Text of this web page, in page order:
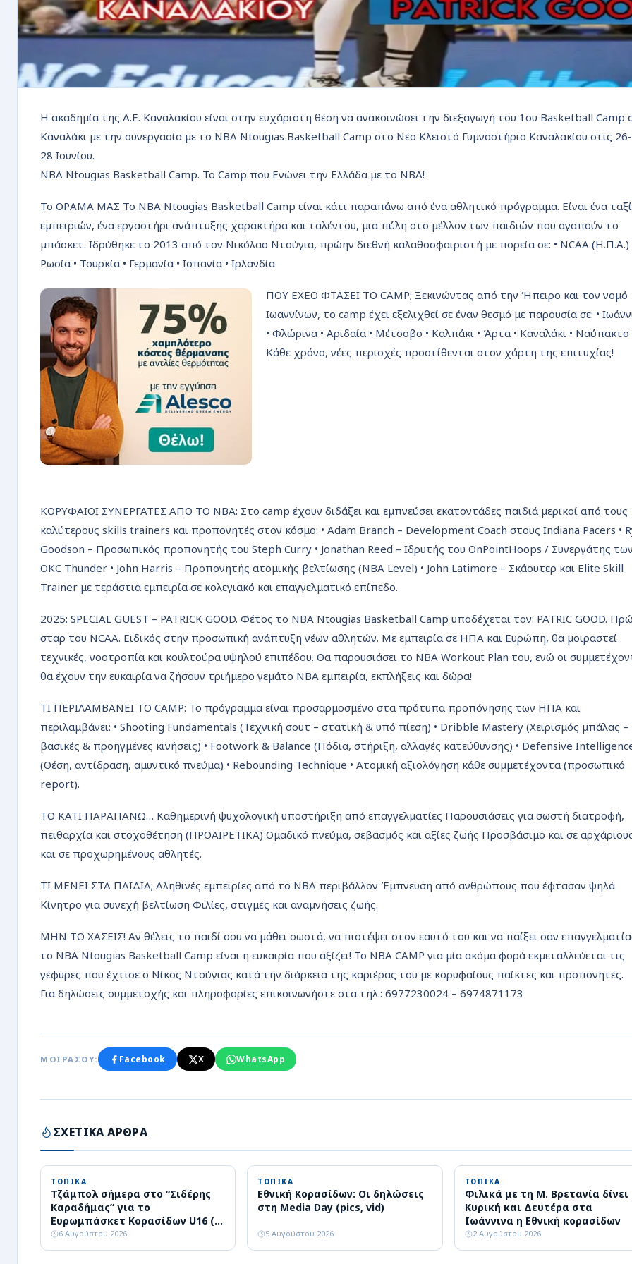
Η ακαδημία της Α.Ε. Καναλακίου είναι στην ευχάριστη θέση να ανακοινώσει την διεξαγωγή του 1ου Basketball Camp
Καναλάκι με την συνεργασία με το NBA Ntougias Basketball Camp στο Νέο Κλειστό Γυμναστήριο Καναλακίου στις
28 Ιουνίου.
NBA Ntougias Basketball Camp. Το Camp που Ενώνει την Ελλάδα με το NBA!
Το ΟΡΑΜΑ ΜΑΣ Το NBA Ntougias Basketball Camp είναι κάτι παραπάνω από ένα αθλητικό πρόγραμμα. Είναι ένα
εμπειριών, ένα εργαστήρι ανάπτυξης χαρακτήρα και ταλέντου, μια πύλη στο μέλλον των παιδιών που αγαπούν το
μπάσκετ. Ιδρύθηκε το 2013 από τον Νικόλαο Ντούγια, πρώην διεθνή καλαθοσφαιριστή με πορεία σε: • NCAA (Η.Π.Α.)
Ρωσία • Τουρκία • Γερμανία • Ισπανία • Ιρλανδία
ΠΟΥ ΕΧΕΟ ΦΤΑΣΕΙ ΤΟ CAMP; Ξεκινώντας από την Ήπειρο και τον νομό
Ιωαννίνων, το camp έχει εξελιχθεί σε έναν θεσμό με παρουσία σε: •
• Φλώρινα • Αριδαία • Μέτσοβο • Καλπάκι • Άρτα • Καναλάκι • Ναύπακτο
Κάθε χρόνο, νέες περιοχές προστίθενται στον χάρτη της επιτυχίας!
ΚΟΡΥΦΑΙΟΙ ΣΥΝΕΡΓΑΤΕΣ ΑΠΟ ΤΟ NBA: Στο camp έχουν διδάξει και εμπνεύσει εκατοντάδες παιδιά μερικοί από τους
καλύτερους skills trainers και προπονητές στον κόσμο: • Adam Branch – Development Coach στους Indiana Pacers •
Goodson – Προσωπικός προπονητής του Steph Curry • Jonathan Reed – Ιδρυτής του OnPointHoops / Συνεργάτης των
OKC Thunder • John Harris – Προπονητής ατομικής βελτίωσης (NBA Level) • John Latimore – Σκάουτερ και Elite Skill
Trainer με τεράστια εμπειρία σε κολεγιακό και επαγγελματικό επίπεδο.
2025: SPECIAL GUEST – PATRICK GOOD. Φέτος το NBA Ntougias Basketball Camp υποδέχεται τον: PATRIC GOOD.
σταρ του NCAA. Ειδικός στην προσωπική ανάπτυξη νέων αθλητών. Με εμπειρία σε ΗΠΑ και Ευρώπη, θα μοιραστεί
τεχνικές, νοοτροπία και κουλτούρα υψηλού επιπέδου. Θα παρουσιάσει το NBA Workout Plan του, ενώ οι
θα έχουν την ευκαιρία να ζήσουν τριήμερο γεμάτο NBA εμπειρία, εκπλήξεις και δώρα!
ΤΙ ΠΕΡΙΛΑΜΒΑΝΕΙ ΤΟ CAMP: Το πρόγραμμα είναι προσαρμοσμένο στα πρότυπα προπόνησης των ΗΠΑ και
περιλαμβάνει: • Shooting Fundamentals (Τεχνική σουτ – στατική & υπό πίεση) • Dribble Mastery (Χειρισμός μπάλας –
βασικές & προηγμένες κινήσεις) • Footwork & Balance (Πόδια, στήριξη, αλλαγές κατεύθυνσης) • Defensive
(Θέση, αντίδραση, αμυντικό πνεύμα) • Rebounding Technique • Ατομική αξιολόγηση κάθε συμμετέχοντα (προσωπικό
report).
ΤΟ ΚΑΤΙ ΠΑΡΑΠΑΝΩ… Καθημερινή ψυχολογική υποστήριξη από επαγγελματίες Παρουσιάσεις για σωστή διατροφή,
πειθαρχία και στοχοθέτηση (ΠΡΟΑΙΡΕΤΙΚΑ) Ομαδικό πνεύμα, σεβασμός και αξίες ζωής Προσβάσιμο και σε
και σε προχωρημένους αθλητές.
ΤΙ ΜΕΝΕΙ ΣΤΑ ΠΑΙΔΙΑ; Αληθινές εμπειρίες από το NBA περιβάλλον Έμπνευση από ανθρώπους που έφτασαν ψηλά
Κίνητρο για συνεχή βελτίωση Φιλίες, στιγμές και αναμνήσεις ζωής.
ΜΗΝ ΤΟ ΧΑΣΕΙΣ! Αν θέλεις το παιδί σου να μάθει σωστά, να πιστέψει στον εαυτό του και να παίξει σαν
το NBA Ntougias Basketball Camp είναι η ευκαιρία που αξίζει! Το NBA CAMP για μία ακόμα φορά εκμεταλλεύεται τις
γέφυρες που έχτισε ο Νίκος Ντούγιας κατά την διάρκεια της καριέρας του με κορυφαίους παίκτες και προπονητές.
Για δηλώσεις συμμετοχής και πληροφορίες επικοινωνήστε στα τηλ.: 6977230024 – 6974871173
ΜΟΙΡΑΣΟΥ: Facebook X WhatsApp
ΣΧΕΤΙΚΑ ΑΡΘΡΑ
ΤΟΠΙΚΑ
Τζάμπολ σήμερα στο “Σιδέρης
Καραδήμας” για το
Ευρωμπάσκετ Κορασίδων U16 (Β’
Κατηγορίας)
6 Αυγούστου 2026
ΤΟΠΙΚΑ
Εθνική Κορασίδων: Οι δηλώσεις
στη Media Day (pics, vid)
5 Αυγούστου 2026
ΤΟΠΙΚΑ
Φιλικά με τη Μ. Βρετανία δίνει
Κυρική και Δευτέρα στα
Ιωάννινα η Εθνική κορασίδων
2 Αυγούστου 2026